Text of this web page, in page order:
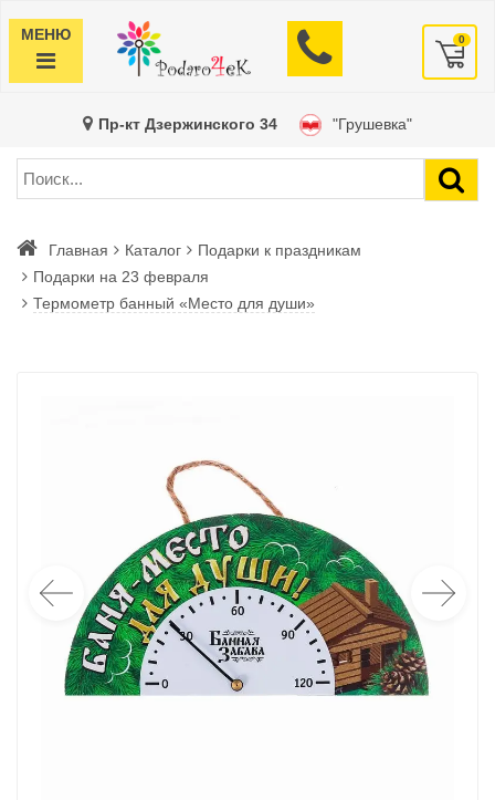
МЕНЮ 0
Пр-кт Дзержинского 34 "Грушевка"
Главная Каталог
Подарки к праздникам
Подарки на 23 февраля
Термометр банный «Место для души»